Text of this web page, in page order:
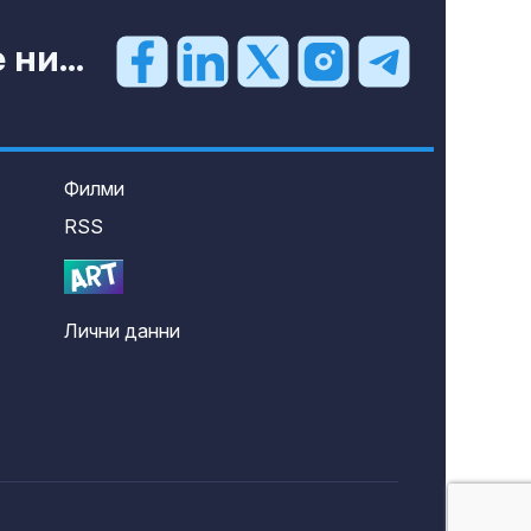
ни...
Филми
RSS
Лични данни